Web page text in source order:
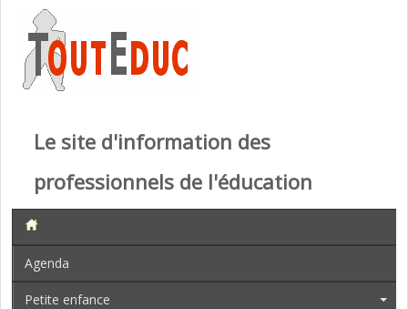
Le site d'information des
professionnels de l'éducation
Agenda
Petite enfance